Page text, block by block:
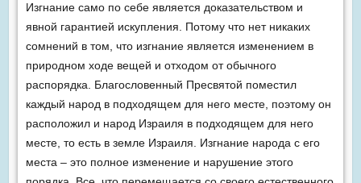
Изгнание само по себе является доказательством и
явной гарантией искупления. Потому что нет никаких
сомнений в том, что изгнание является изменением в
природном ходе вещей и отходом от обычного
распорядка. Благословенный Пресвятой поместил
каждый народ в подходящем для него месте, поэтому он
расположил и народ Израиля в подходящем для него
месте, то есть в земле Израиля. Изгнание народа с его
места – это полное изменение и нарушение этого